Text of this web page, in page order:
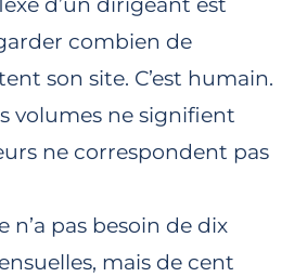
combien de
son site. C’est humain.
volumes ne signifient
ne correspondent pas
n’a pas besoin de dix
mais de cent